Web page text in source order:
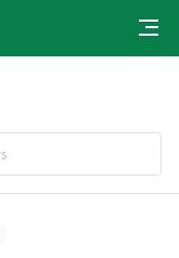
Payment and Delivery